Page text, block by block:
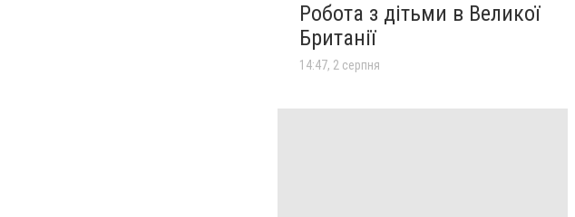
Робота з дітьми в Великої
Британії
14:47, 2 серпня